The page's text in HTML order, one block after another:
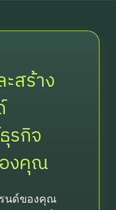
สร้าง
รกิจ
งคุณ
นด์ของคุณ